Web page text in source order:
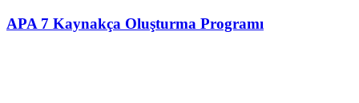
APA 7 Kaynakça Oluşturma Programı